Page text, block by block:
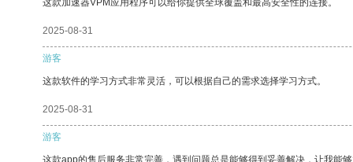
这款加速器VPM应用程序可以给你提供全球覆盖和最高安全性的连接。
2025-08-31
游客
这款软件的学习方式非常灵活，可以根据自己的需求选择学习方式。
2025-08-31
游客
这款app的售后服务非常完善，遇到问题总是能够得到妥善解决，让我能够